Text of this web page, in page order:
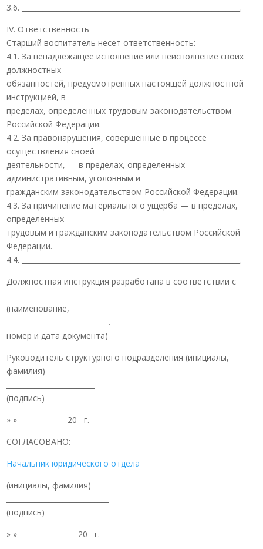
3.6. ______________________________________________________________.
IV. Ответственность
Старший воспитатель несет ответственность:
4.1. За ненадлежащее исполнение или неисполнение своих
должностных
обязанностей, предусмотренных настоящей должностной
инструкцией, в
пределах, определенных трудовым законодательством
Российской Федерации.
4.2. За правонарушения, совершенные в процессе
осуществления своей
деятельности, — в пределах, определенных
административным, уголовным и
гражданским законодательством Российской Федерации.
4.3. За причинение материального ущерба — в пределах,
определенных
трудовым и гражданским законодательством Российской
Федерации.
4.4. ______________________________________________________________.
Должностная инструкция разработана в соответствии с
(наименование,
_____________________________.
номер и дата документа)
Руководитель структурного подразделения (инициалы,
фамилия)
(подпись)
» » _____________ 20__г.
СОГЛАСОВАНО:
Начальник юридического отдела
(инициалы, фамилия)
(подпись)
» » ________________ 20__г.